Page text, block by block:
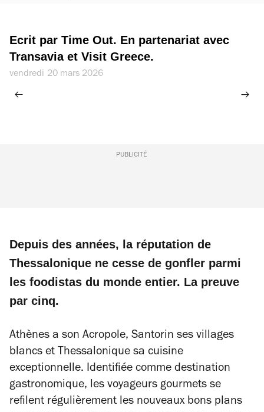
Ecrit par Time Out. En partenariat avec
Transavia et Visit Greece.
vendredi 20 mars 2026
PUBLICITÉ
Depuis des années, la réputation de
Thessalonique ne cesse de gonfler parmi
les foodistas du monde entier. La preuve
par cinq.
Athènes a son Acropole, Santorin ses villages
blancs et Thessalonique sa cuisine
exceptionnelle. Identifiée comme destination
gastronomique, les voyageurs gourmets se
refilent régulièrement les nouveaux bons plans